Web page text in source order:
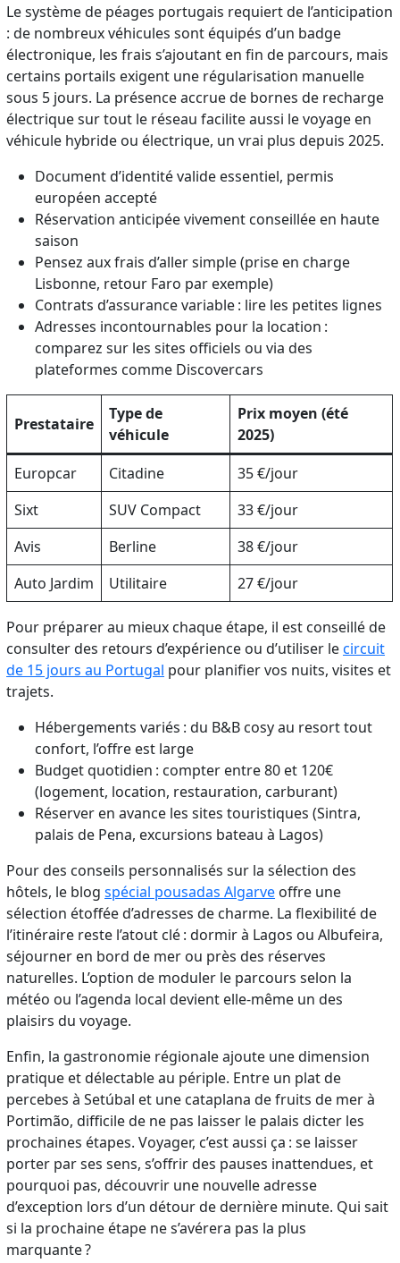
Le système de péages portugais requiert de l’anticipation
: de nombreux véhicules sont équipés d’un badge
électronique, les frais s’ajoutant en fin de parcours, mais
certains portails exigent une régularisation manuelle
sous 5 jours. La présence accrue de bornes de recharge
électrique sur tout le réseau facilite aussi le voyage en
véhicule hybride ou électrique, un vrai plus depuis 2025.
Document d’identité valide essentiel, permis
européen accepté
Réservation anticipée vivement conseillée en haute
saison
Pensez aux frais d’aller simple (prise en charge
Lisbonne, retour Faro par exemple)
Contrats d’assurance variable : lire les petites lignes
Adresses incontournables pour la location :
comparez sur les sites officiels ou via des
plateformes comme Discovercars
Prestataire
Type de
véhicule
Prix moyen (été
2025)
Europcar
Citadine
35 €/jour
Sixt
SUV Compact
33 €/jour
Avis
Berline
38 €/jour
Auto Jardim
Utilitaire 27 €/jour
Pour préparer au mieux chaque étape, il est conseillé de
consulter des retours d’expérience ou d’utiliser lecircuit
de 15 jours au Portugal pour planifier vos nuits, visites et
trajets.
Hébergements variés : du B&B cosy au resort tout
confort, l’offre est large
Budget quotidien : compter entre 80 et 120€
(logement, location, restauration, carburant)
Réserver en avance les sites touristiques (Sintra,
palais de Pena, excursions bateau à Lagos)
Pour des conseils personnalisés sur la sélection des
hôtels, le blogspécial pousadas Algarve offre une
sélection étoffée d’adresses de charme. La flexibilité de
l’itinéraire reste l’atout clé : dormir à Lagos ou Albufeira,
séjourner en bord de mer ou près des réserves
naturelles. L’option de moduler le parcours selon la
météo ou l’agenda local devient elle-même un des
plaisirs du voyage.
Enfin, la gastronomie régionale ajoute une dimension
pratique et délectable au périple. Entre un plat de
percebes à Setúbal et une cataplana de fruits de mer à
Portimão, difficile de ne pas laisser le palais dicter les
prochaines étapes. Voyager, c’est aussi ça : se laisser
porter par ses sens, s’offrir des pauses inattendues, et
pourquoi pas, découvrir une nouvelle adresse
d’exception lors d’un détour de dernière minute. Qui sait
si la prochaine étape ne s’avérera pas la plus
marquante ?